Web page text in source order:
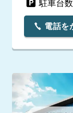
駐車台
電話を